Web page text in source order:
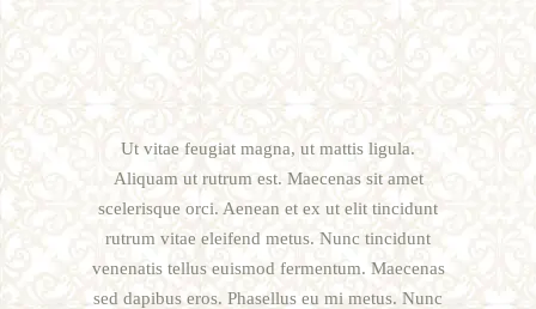
Ut vitae feugiat magna, ut mattis ligula.
Aliquam ut rutrum est. Maecenas sit amet
scelerisque orci. Aenean et ex ut elit tincidunt
rutrum vitae eleifend metus. Nunc tincidunt
venenatis tellus euismod fermentum. Maecenas
sed dapibus eros. Phasellus eu mi metus. Nunc